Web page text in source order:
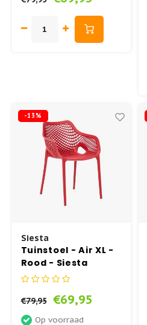
-13%
Siesta
Tuinstoel - Air XL -
Rood - Siesta
€79,95 €69,95
Op voorraad